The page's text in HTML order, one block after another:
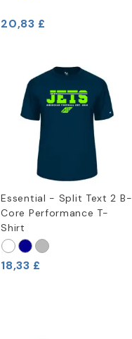
20,83 £
Essential - Split Text 2 B-
Core Performance T-
Shirt
18,33 £